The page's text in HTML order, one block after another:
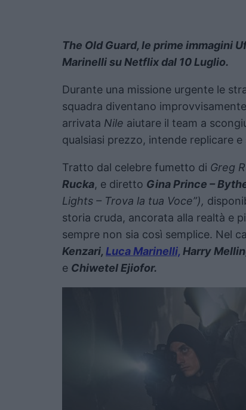
The Old Guard, le prime immagini
Marinelli su Netflix dal 10 Luglio.
Durante una missione urgente le
squadra diventano
arrivata Nile aiutare il team a
qualsiasi prezzo, intende replicare
Tratto dal celebre fumetto di Greg
Rucka, e diretto Gina Prince –
Lights – Trova la tua Voce”),
storia cruda, ancorata alla realtà e
sempre non sia così semplice. Nel
Kenzari, Luca Marinelli, Harry
e Chiwetel Ejiofor.